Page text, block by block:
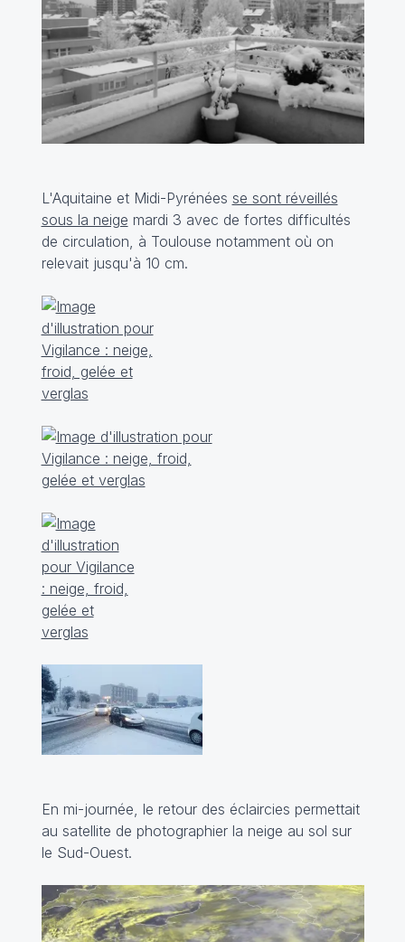
L'Aquitaine et Midi-Pyrénées se sont réveillés
sous la neige mardi 3 avec de fortes difficultés
de circulation, à Toulouse notamment où on
relevait jusqu'à 10 cm.
En mi-journée, le retour des éclaircies permettait
au satellite de photographier la neige au sol sur
le Sud-Ouest.